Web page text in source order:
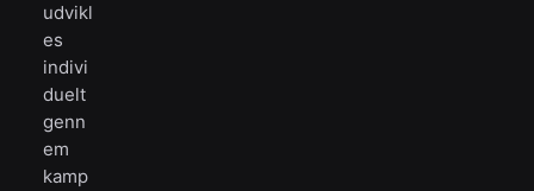
udvikl
es
indivi
duelt
genn
em
kamp